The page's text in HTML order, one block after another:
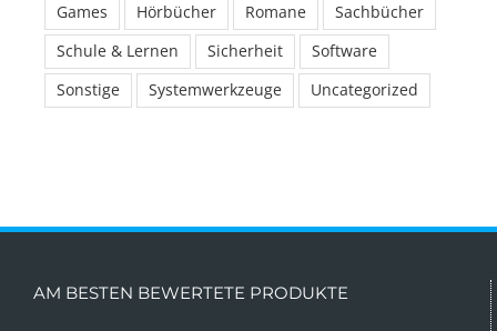
Games
Hörbücher Romane
Sachbücher
Schule & Lernen
Sicherheit
Software
Sonstige
Systemwerkzeuge Uncategorized
AM BESTEN BEWERTETE PRODUKTE